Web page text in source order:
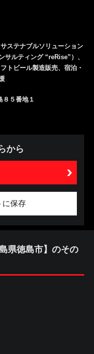
ステナブルソリューション
サルティング “reRise”）、
トビール製造販売、宿泊・
５番地１
から
に保存
県徳島市】のその